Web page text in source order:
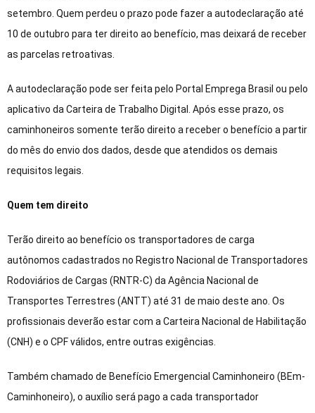
setembro. Quem perdeu o prazo pode fazer a autodeclaração até
10 de outubro para ter direito ao benefício, mas deixará de receber
as parcelas retroativas.
A autodeclaração pode ser feita pelo Portal Emprega Brasil ou pelo
aplicativo da Carteira de Trabalho Digital. Após esse prazo, os
caminhoneiros somente terão direito a receber o benefício a partir
do mês do envio dos dados, desde que atendidos os demais
requisitos legais.
Quem tem direito
Terão direito ao benefício os transportadores de carga
autônomos cadastrados no Registro Nacional de Transportadores
Rodoviários de Cargas (RNTR-C) da Agência Nacional de
Transportes Terrestres (ANTT) até 31 de maio deste ano. Os
profissionais deverão estar com a Carteira Nacional de Habilitação
(CNH) e o CPF válidos, entre outras exigências.
Também chamado de Benefício Emergencial Caminhoneiro (BEm-
Caminhoneiro), o auxílio será pago a cada transportador